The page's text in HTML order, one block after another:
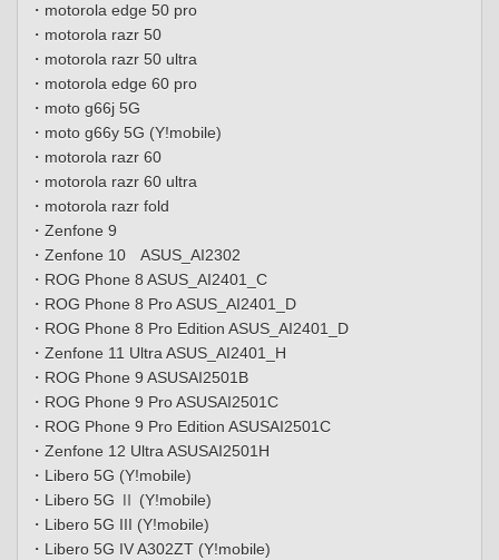
・motorola edge 50 pro
・motorola razr 50
・motorola razr 50 ultra
・motorola edge 60 pro
・moto g66j 5G
・moto g66y 5G (Y!mobile)
・motorola razr 60
・motorola razr 60 ultra
・motorola razr fold
・Zenfone 9
・Zenfone 10 ASUS_AI2302
・ROG Phone 8 ASUS_AI2401_C
・ROG Phone 8 Pro ASUS_AI2401_D
・ROG Phone 8 Pro Edition ASUS_AI2401_D
・Zenfone 11 Ultra ASUS_AI2401_H
・ROG Phone 9 ASUSAI2501B
・ROG Phone 9 Pro ASUSAI2501C
・ROG Phone 9 Pro Edition ASUSAI2501C
・Zenfone 12 Ultra ASUSAI2501H
・Libero 5G (Y!mobile)
・Libero 5G Ⅱ (Y!mobile)
・Libero 5G III (Y!mobile)
・Libero 5G IV A302ZT (Y!mobile)